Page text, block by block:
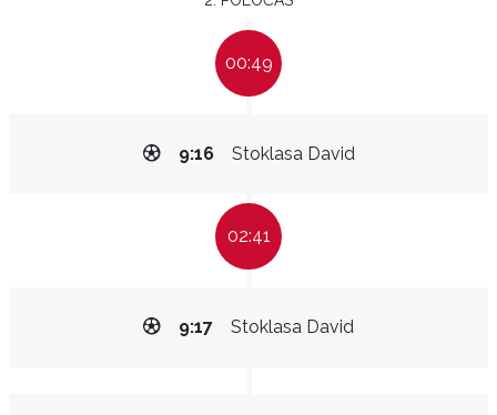
00:49
Stoklasa David
9:16
02:41
Stoklasa David
9:17